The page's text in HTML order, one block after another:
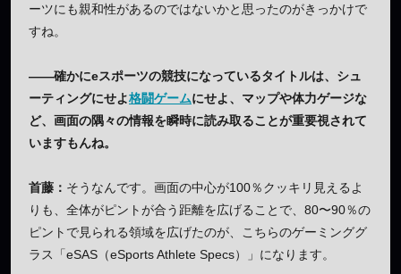
ーツにも親和性があるのではないかと思ったのがきっかけで
すね。
——確かにeスポーツの競技になっているタイトルは、シュ
ーティングにせよ格闘ゲームにせよ、マップや体力ゲージな
ど、画面の隅々の情報を瞬時に読み取ることが重要視されて
いますもんね。
首藤： そうなんです。画面の中心が100％クッキリ見えるよ
りも、全体がピントが合う距離を広げることで、80〜90％の
ピントで見られる領域を広げたのが、こちらのゲーミンググ
ラス「eSAS（eSports Athlete Specs）」になります。